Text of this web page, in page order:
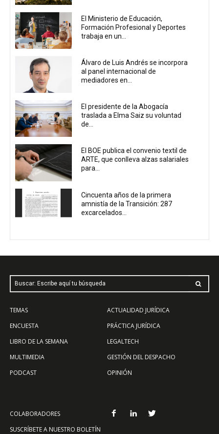
El Ministerio de Educación,
Formación Profesional y Deportes
trabaja en un...
Álvaro de Luis Andrés se incorpora
al panel internacional de
mediadores en...
El presidente de la Abogacía
traslada a Elma Saiz su voluntad
de...
El BOE publica el convenio textil de
ARTE, que conlleva alzas salariales
para...
Cincuenta años de la primera
amnistía de la Transición: 287
excarcelados...
Buscar: Escribe aquí tu búsqueda
TEMAS
ENCUESTA
LIBRO DE LA SEMANA
MULTIMEDIA
PODCAST
ACTUALIDAD JURÍDICA
PRÁCTICA JURÍDICA
LEGALTECH
GESTIÓN DEL DESPACHO
OPINIÓN
COLABORADORES
SUSCRÍBETE A NUESTRO BOLETÍN